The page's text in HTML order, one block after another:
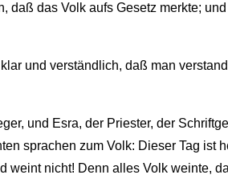
daß das Volk aufs Gesetz merkte;
und verständlich, daß man
und Esra, der Priester, der
sprachen zum Volk: Dieser Tag ist
weint nicht! Denn alles Volk weinte,